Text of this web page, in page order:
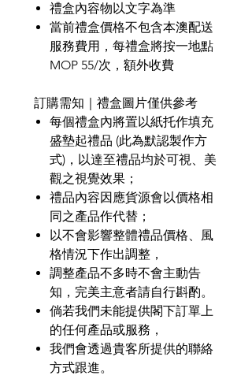
禮盒內容物以文字為準
當前禮盒價格不包含本澳配送
服務費用，每禮盒將按一地點
MOP 55/次， 額外收費
訂購需知｜禮盒圖片僅供參考
每個禮盒內將置以紙托作填充
盛墊起禮品 (此為默認製作方
式) ，以達至禮品均於可視、美
觀之視覺效果；
禮品內容因應貨源會以價格相
同之產品作代替；
以不會影響整體禮品價格、風
格情況下作出調整，
調整產品不多時不會主動告
知，完美主意者請自行斟酌。
倘若我們未能提供閣下訂單上
的任何產品或服務，
我們會透過貴客所提供的聯絡
方式跟進。